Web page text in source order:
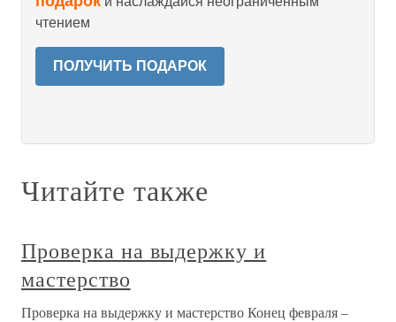
чтением
ПОЛУЧИТЬ ПОДАРОК
Читайте также
Проверка на выдержку и
мастерство
Проверка на выдержку и мастерство Конец февраля –